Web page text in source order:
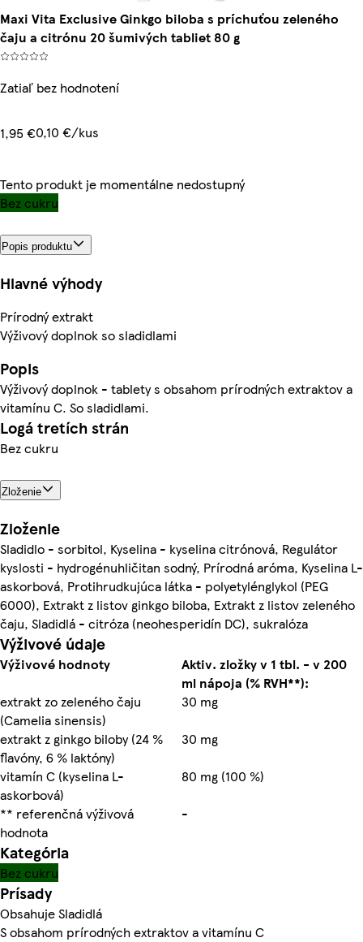
Maxi Vita Exclusive Ginkgo biloba s príchuťou zeleného
čaju a citrónu 20 šumivých tabliet 80 g
Zatiaľ bez hodnotení
1,95 €0,10 €/kus
Tento produkt je momentálne nedostupný
Bez cukru
Popis produktu
Hlavné výhody
Prírodný extrakt
Výživový doplnok so sladidlami
Popis
Výživový doplnok - tablety s obsahom prírodných extraktov a
vitamínu C. So sladidlami.
Logá tretích strán
Bez cukru
Zloženie
Zloženie
Sladidlo - sorbitol, Kyselina - kyselina citrónová, Regulátor
kyslosti - hydrogénuhličitan sodný, Prírodná aróma, Kyselina L-
askorbová, Protihrudkujúca látka - polyetylénglykol (PEG
6000), Extrakt z listov ginkgo biloba, Extrakt z listov zeleného
čaju, Sladidlá - citróza (neohesperidín DC), sukralóza
Výživové údaje
Výživové hodnoty
Aktiv. zložky v 1 tbl. - v 200
ml nápoja (% RVH**):
extrakt zo zeleného čaju
(Camelia sinensis)
30 mg
extrakt z ginkgo biloby (24 %
flavóny, 6 % laktóny)
30 mg
vitamín C (kyselina L-
askorbová)
80 mg (100 %)
** referenčná výživová
hodnota
-
Kategória
Bez cukru
Prísady
Obsahuje Sladidlá
S obsahom prírodných extraktov a vitamínu C